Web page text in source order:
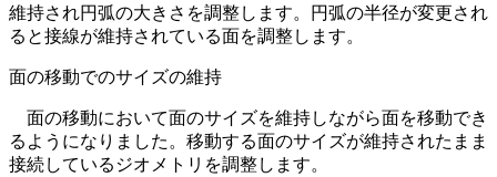
維持され円弧の大きさを調整します。円弧の半径が変更され
ると接線が維持されている面を調整します。
面の移動でのサイズの維持
面の移動において面のサイズを維持しながら面を移動でき
るようになりました。移動する面のサイズが維持されたまま
接続しているジオメトリを調整します。